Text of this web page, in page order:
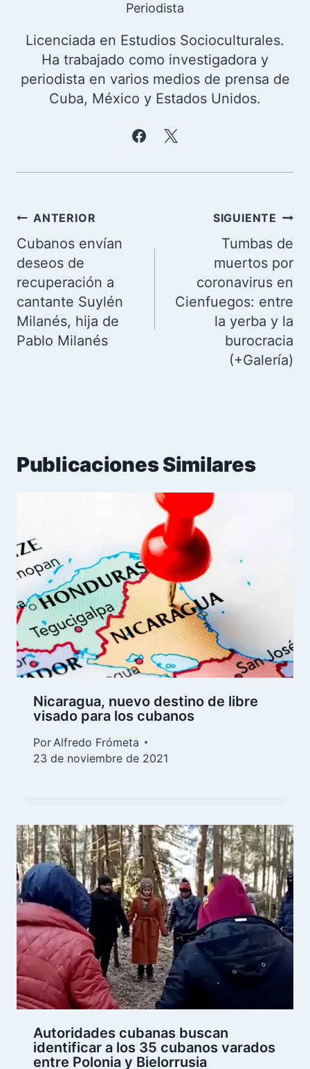
Periodista
Licenciada en Estudios Socioculturales.
Ha trabajado como investigadora y
periodista en varios medios de prensa de
Cuba, México y Estados Unidos.
Navegación
de
entradas
ANTERIOR
Cubanos envían
deseos de
recuperación a
cantante Suylén
Milanés, hija de
Pablo Milanés
SIGUIENTE
Tumbas de
muertos por
coronavirus en
Cienfuegos: entre
la yerba y la
burocracia
(+Galería)
Publicaciones Similares
Nicaragua, nuevo destino de libre
visado para los cubanos
Por Alfredo Frómeta
23 de noviembre de 2021
Autoridades cubanas buscan
identificar a los 35 cubanos varados
entre Polonia y Bielorrusia